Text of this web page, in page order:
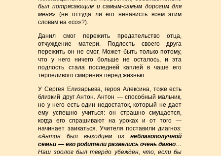
был потрясающим и самым-самым дорогим для
меня» (не оттуда ли его ненависть всем этим
словам на «со»?).
Данил смог пережить предательство отца,
отчуждение матери. Подлость своего друга
пережить он не смог. Может быть только потому,
что у него ничего больше не осталось, и эта
подлость стала последней каплей в чаше его
терпеливого смирения перед жизнью.
У Сергея Елизарьева, героя Алексина, тоже есть
близкий друг Антон. Антон — способный мальчик,
но у него есть один недостаток, который не дает
ему успешно учиться: он страшно смущается,
когда его спрашивают на уроках и от того —
начинает заикаться. Учителя поставили диагноз:
«Антон был выходцем изнеблагополучной
семьи — его родители развелись очень давно…
Наш зоолог был твердо убежден, что, если бы